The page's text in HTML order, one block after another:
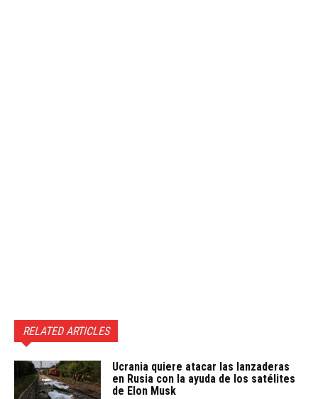
RELATED ARTICLES
Ucrania quiere atacar las lanzaderas
en Rusia con la ayuda de los satélites
de Elon Musk